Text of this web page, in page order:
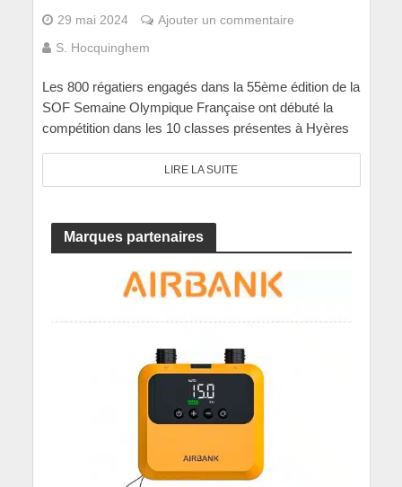
29 mai 2024
Ajouter un commentaire
S. Hocquinghem
Les 800 régatiers engagés dans la 55ème édition de la
SOF Semaine Olympique Française ont débuté la
compétition dans les 10 classes présentes à Hyères
LIRE LA SUITE
Marques partenaires